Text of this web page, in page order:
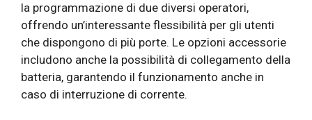
la programmazione di due diversi operatori,
offrendo un’interessante flessibilità per gli utenti
che dispongono di più porte. Le opzioni accessorie
includono anche la possibilità di collegamento della
batteria, garantendo il funzionamento anche in
caso di interruzione di corrente.